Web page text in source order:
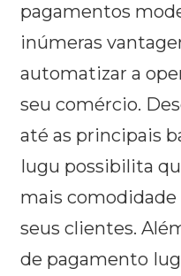
pagamentos
inúmeras
automatizar a
seu comércio.
até as principais
Iugu possibilita
mais
seus clientes.
de pagamento